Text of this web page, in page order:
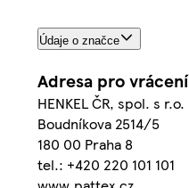
Údaje o značce
Adresa pro vrácení
HENKEL ČR, spol. s r.o.
Boudníkova 2514/5
180 00 Praha 8
tel.: +420 220 101 101